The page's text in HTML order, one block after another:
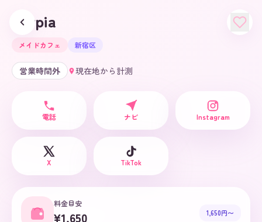
Luvpia
メイドカフェ 新宿区
営業時間外 現在地から計測
電話 ナビ Instagram
X TikTok
料金目安
¥1,650 1,650円〜